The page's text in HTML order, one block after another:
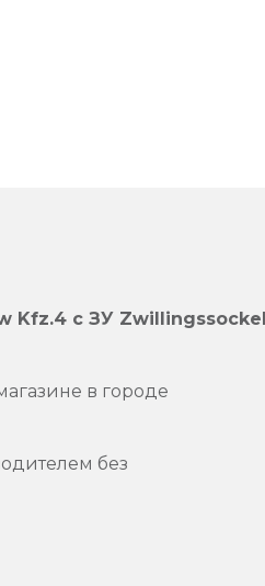
Kfz.4 с ЗУ Zwillingssockel
в городе
без